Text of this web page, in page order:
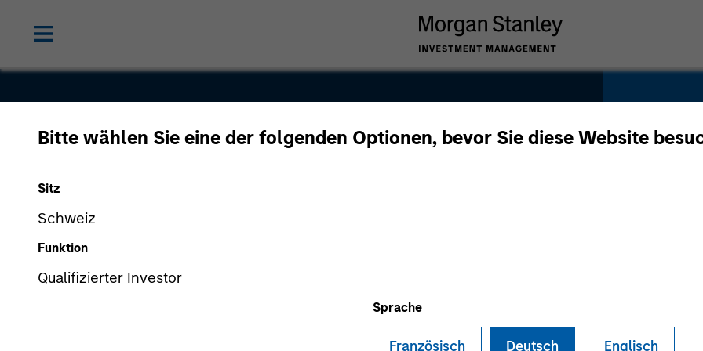
Bitte wählen Sie eine der folgenden Optionen, bevor Sie diese Website
Sitz
Schweiz
Funktion
Qualifizierter Investor
Sprache
Französisch Deutsch Englisch
Services